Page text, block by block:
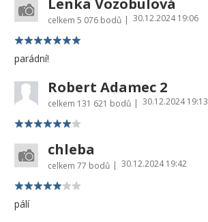
Lenka Vozobulová
celkem 5 076 bodů | 30.12.2024 19:06
parádní!
Robert Adamec 2
celkem 131 621 bodů | 30.12.2024 19:13
chleba
celkem 77 bodů | 30.12.2024 19:42
pálí